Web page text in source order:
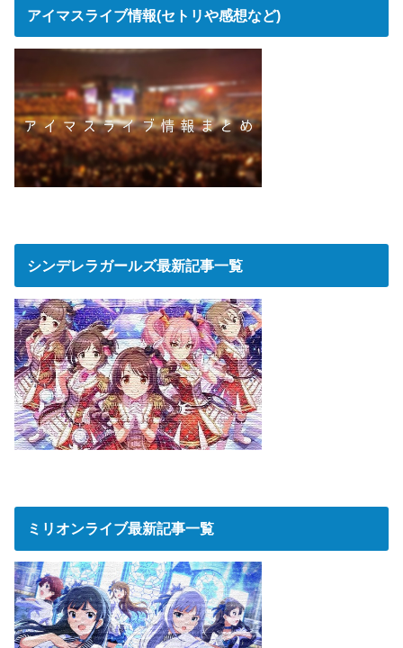
アイマスライブ情報(セトリや感想など)
シンデレラガールズ最新記事一覧
ミリオンライブ最新記事一覧